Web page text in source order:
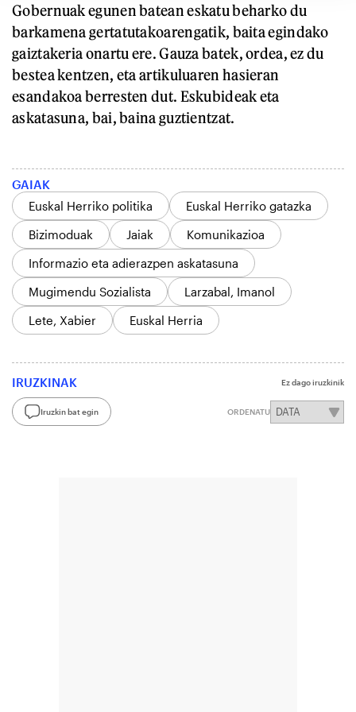
Gobernuak egunen batean eskatu beharko du
barkamena gertatutakoarengatik, baita egindako
gaiztakeria onartu ere. Gauza batek, ordea, ez du
bestea kentzen, eta artikuluaren hasieran
esandakoa berresten dut. Eskubideak eta
askatasuna, bai, baina guztientzat.
GAIAK
Euskal Herriko politika
Euskal Herriko gatazka
Bizimoduak
Jaiak
Komunikazioa
Informazio eta adierazpen askatasuna
Mugimendu Sozialista
Larzabal, Imanol
Lete, Xabier
Euskal Herria
IRUZKINAK Ez dago iruzkinik
Iruzkin bat egin ORDENATU